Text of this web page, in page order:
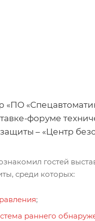
форуме
– «Центр
гостей
среди которых:
;
раннего